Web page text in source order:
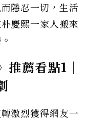
隱忍一切，生活
慶熙一家人搬來
推薦看點1｜
激烈獲得網友一